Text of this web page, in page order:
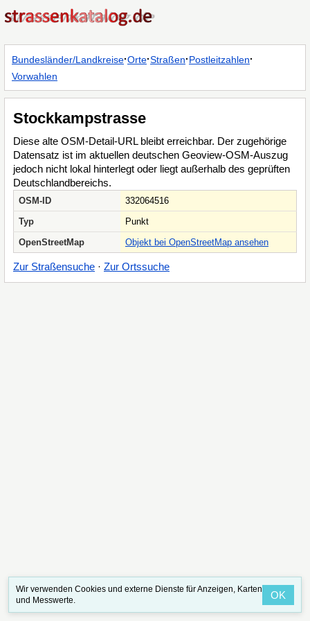
Bundesländer/Landkreise·Orte·Straßen·Postleitzahlen·
Vorwahlen
Stockkampstrasse
Diese alte OSM-Detail-URL bleibt erreichbar. Der zugehörige
Datensatz ist im aktuellen deutschen Geoview-OSM-Auszug
jedoch nicht lokal hinterlegt oder liegt außerhalb des geprüften
Deutschlandbereichs.
OSM-ID
332064516
Typ
Punkt
OpenStreetMap
Objekt bei OpenStreetMap ansehen
Zur Straßensuche · Zur Ortssuche
Wir verwenden Cookies und externe Dienste für Anzeigen, Karten
und Messwerte.
OK